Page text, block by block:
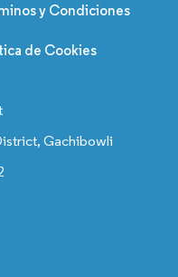
y Condiciones
de Cookies
Gachibowli